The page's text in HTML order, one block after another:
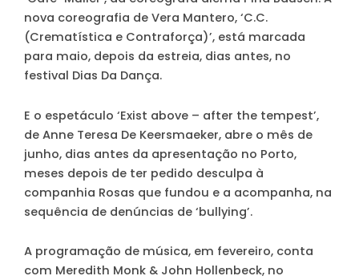
nova coreografia de Vera Mantero, ‘C.C.
(Crematística e Contraforça)’, está marcada
para maio, depois da estreia, dias antes, no
festival Dias Da Dança.
E o espetáculo ‘Exist above – after the tempest’,
de Anne Teresa De Keersmaeker, abre o mês de
junho, dias antes da apresentação no Porto,
meses depois de ter pedido desculpa à
companhia Rosas que fundou e a acompanha, na
sequência de denúncias de ‘bullying’.
A programação de música, em fevereiro, conta
com Meredith Monk & John Hollenbeck, no